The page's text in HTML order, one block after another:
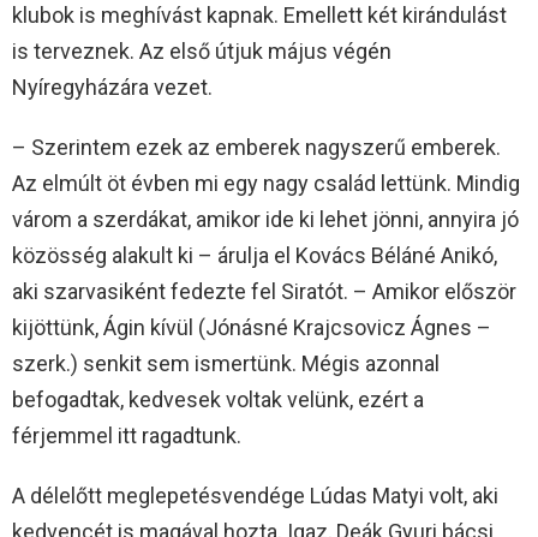
klubok is meghívást kapnak. Emellett két kirándulást
is terveznek. Az első útjuk május végén
Nyíregyházára vezet.
– Szerintem ezek az emberek nagyszerű emberek.
Az elmúlt öt évben mi egy nagy család lettünk. Mindig
várom a szerdákat, amikor ide ki lehet jönni, annyira jó
közösség alakult ki – árulja el Kovács Béláné Anikó,
aki szarvasiként fedezte fel Siratót. – Amikor először
kijöttünk, Ágin kívül (Jónásné Krajcsovicz Ágnes –
szerk.) senkit sem ismertünk. Mégis azonnal
befogadtak, kedvesek voltak velünk, ezért a
férjemmel itt ragadtunk.
A délelőtt meglepetésvendége Lúdas Matyi volt, aki
kedvencét is magával hozta. Igaz, Deák Gyuri bácsi